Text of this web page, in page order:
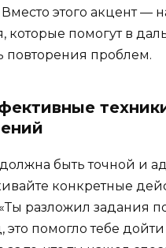
Вместо этого акцент —
которые помогут в
повторения проблем.
быть точной и
конкретные
разложил задания
это помогло тебе